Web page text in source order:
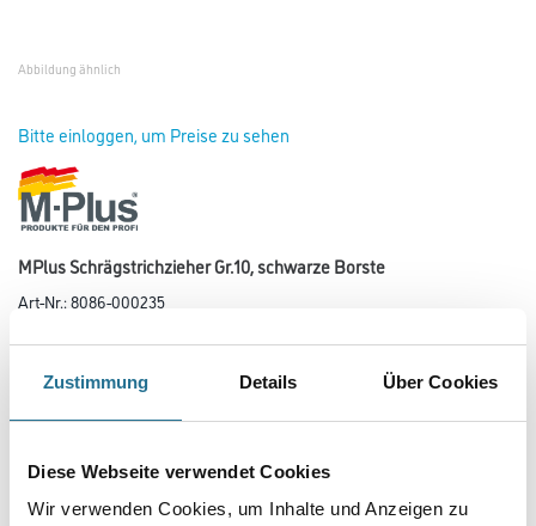
Zustimmung Details Über Cookies
Diese Webseite verwendet Cookies
Wir verwenden Cookies, um Inhalte und Anzeigen zu
Abbildung ähnlich
Bitte einloggen, um Preise zu sehen
MPlus Schrägstrichzieher Gr.10, schwarze Borste
Art-Nr.:8086-000235
Größe
Breite in millimeter